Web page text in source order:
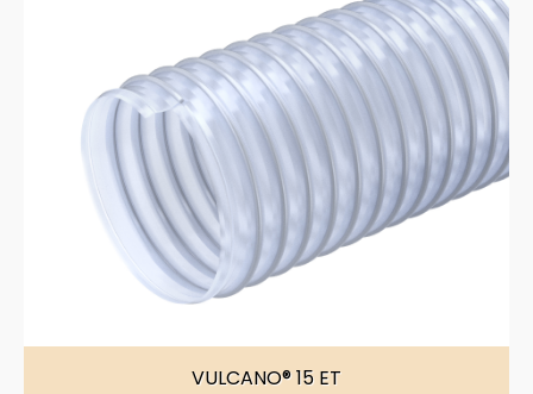
VULCANO® 15 ET